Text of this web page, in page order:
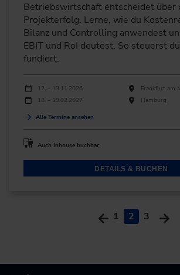
Betriebswirtschaft entscheidet über
Projekterfolg. Lerne, wie du
Bilanz und Controlling anwendest
EBIT und RoI deutest. So steuerst
fundiert.
Durchführungen
Veranstaltungsdatum Veranstaltungsort
12. – 13.11.2026
Frankfurt am
18. – 19.02.2027
Hamburg
Alle Termine ansehen
Auch Inhouse buchbar
DETAILS & BUCHEN
1 2
3